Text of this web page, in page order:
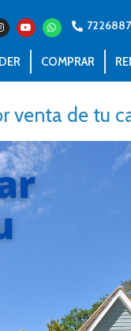
COMPRAR
venta de tu